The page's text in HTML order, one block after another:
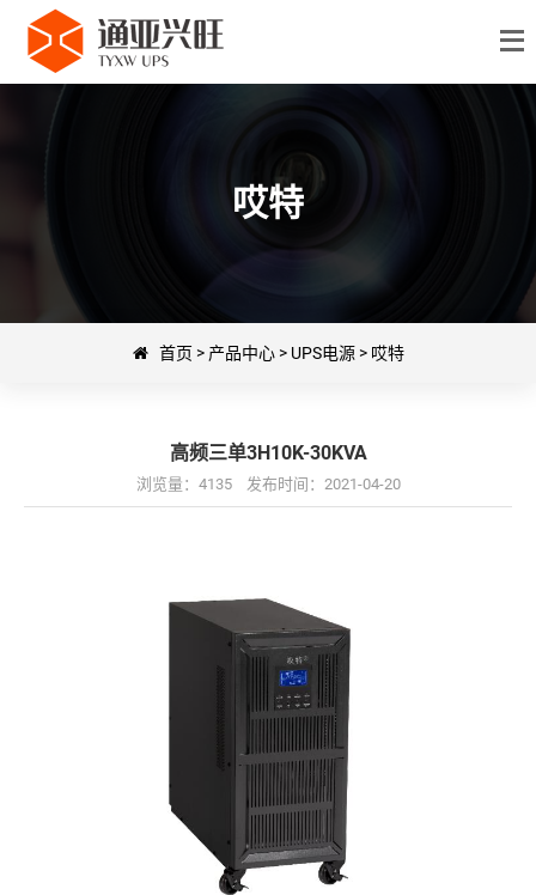
哎特
首页 > 产品中心> UPS电源> 哎特
高频三单3H10K-30KVA
浏览量：4135 发布时间：2021-04-20